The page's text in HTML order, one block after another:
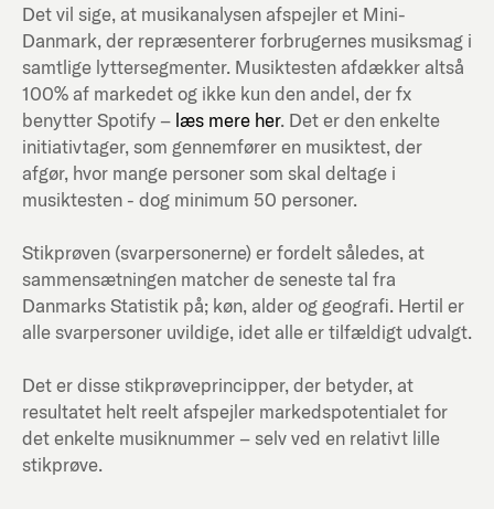
Det vil sige, at musikanalysen afspejler et Mini-
Danmark, der repræsenterer forbrugernes musiksmag i
samtlige lyttersegmenter. Musiktesten afdækker altså
100% af markedet og ikke kun den andel, der fx
benytter Spotify – læs mere her. Det er den enkelte
initiativtager, som gennemfører en musiktest, der
afgør, hvor mange personer som skal deltage i
musiktesten - dog minimum 50 personer.
Stikprøven (svarpersonerne) er fordelt således, at
sammensætningen matcher de seneste tal fra
Danmarks Statistik på; køn, alder og geografi. Hertil er
alle svarpersoner uvildige, idet alle er tilfældigt udvalgt.
Det er disse stikprøveprincipper, der betyder, at
resultatet helt reelt afspejler markedspotentialet for
det enkelte musiknummer – selv ved en relativt lille
stikprøve.